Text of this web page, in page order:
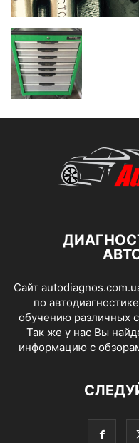
Сайт
по
обучению различных
Так же у нас Вы
информацию с